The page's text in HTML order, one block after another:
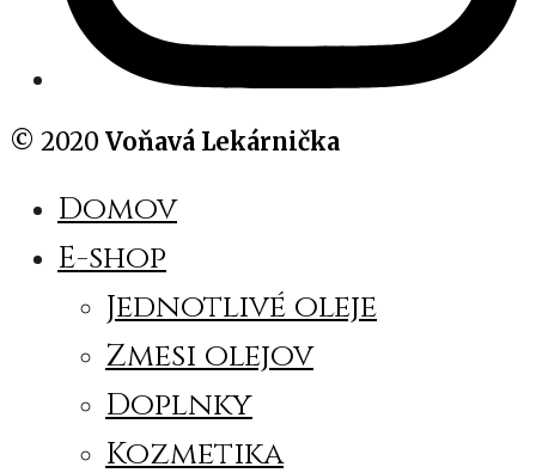
© 2020 Voňavá Lekárnička
Domov
E-shop
Jednotlivé oleje
Zmesi olejov
Doplnky
Kozmetika